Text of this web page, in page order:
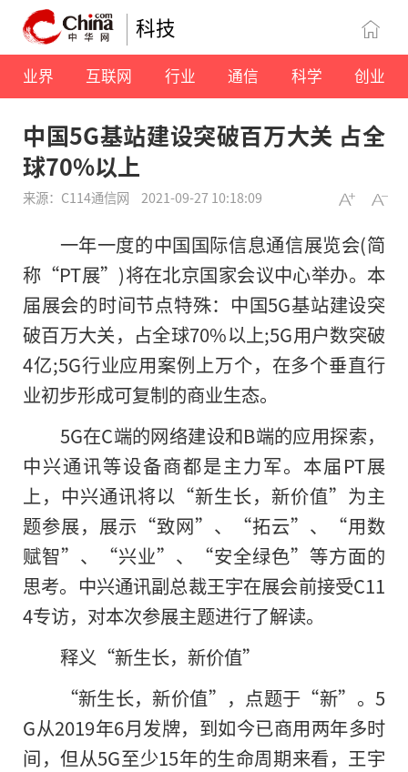
科技
业界 互联网 行业 通信 科学 创业
中国5G基站建设突破百万大关 占全
球70%以上
来源：C114通信网 2021-09-27 10:18:09
一年一度的中国国际信息通信展览会(简
称“PT展”)将在北京国家会议中心举办。本
届展会的时间节点特殊：中国5G基站建设突
破百万大关，占全球70%以上;5G用户数突破
4亿;5G行业应用案例上万个，在多个垂直行
业初步形成可复制的商业生态。
5G在C端的网络建设和B端的应用探索，
中兴通讯等设备商都是主力军。本届PT展
上，中兴通讯将以“新生长，新价值”为主
题参展，展示“致网”、“拓云”、“用数
赋智”、“兴业”、“安全绿色”等方面的
思考。中兴通讯副总裁王宇在展会前接受C11
4专访，对本次参展主题进行了解读。
释义“新生长，新价值”
“新生长，新价值”，点题于“新”。5
G从2019年6月发牌，到如今已商用两年多时
间，但从5G至少15年的生命周期来看，王宇